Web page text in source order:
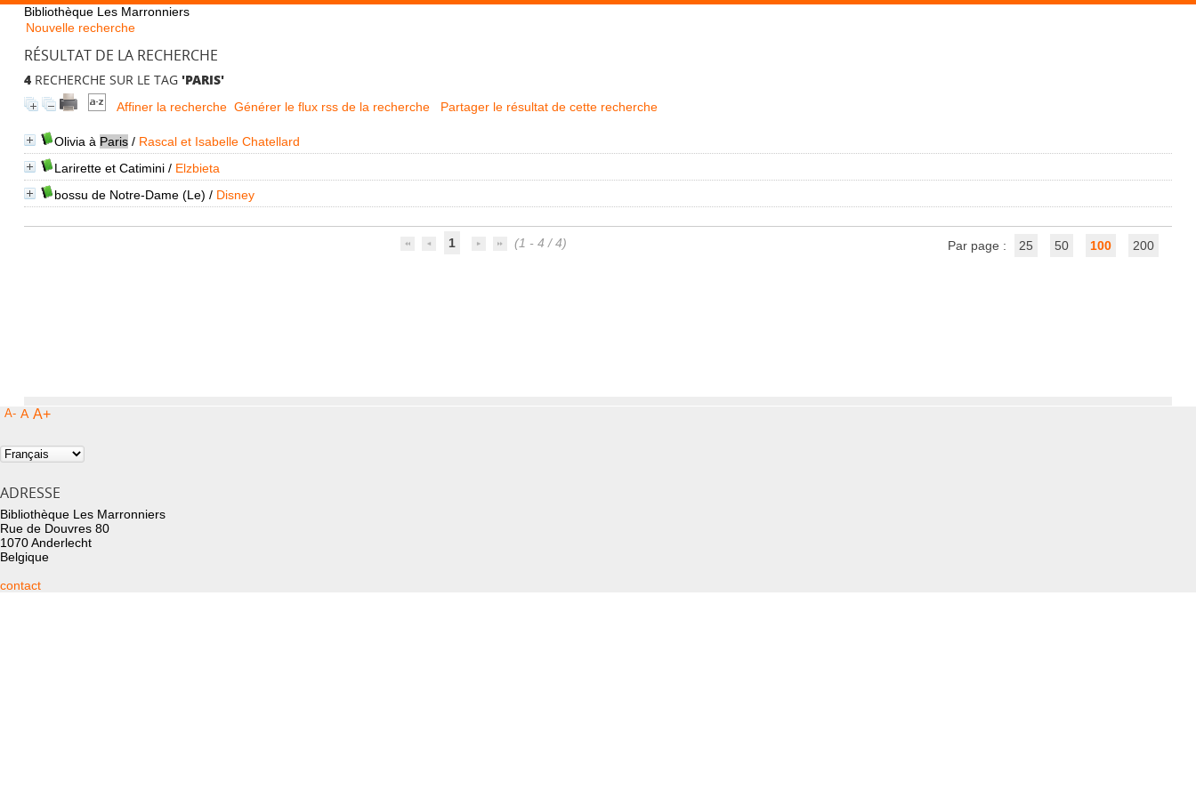
Bibliothèque Les Marronniers
Nouvelle recherche
RÉSULTAT DE LA RECHERCHE
4RECHERCHE SUR LE TAG 'PARIS'
Affiner la recherche Générer le flux rss de la recherche Partager le résultat de cette recherche
Olivia à Paris/ Rascal et Isabelle Chatellard
Larirette et Catimini/ Elzbieta
bossu de Notre-Dame (Le) / Disney
1 (1 - 4 / 4) Par page : 25 50 100 200
A- A A+
ADRESSE
Bibliothèque Les Marronniers
Rue de Douvres 80
1070 Anderlecht
Belgique
contact